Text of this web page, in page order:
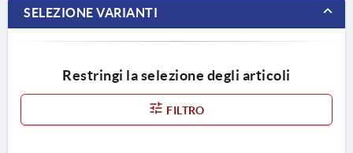
SELEZIONE VARIANTI
Restringi la selezione degli articoli
FILTRO